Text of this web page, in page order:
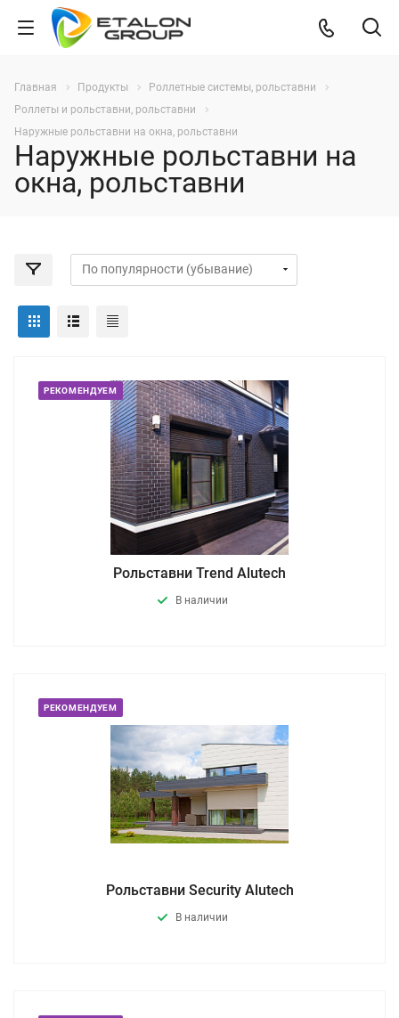
Главная Продукты
Роллетные системы, рольставни
Роллеты и рольставни, рольставни
Наружные рольставни на окна, рольставни
Наружные рольставни на
окна, рольставни
РЕКОМЕНДУЕМ
Рольставни Trend Alutech
В наличии
РЕКОМЕНДУЕМ
Рольставни Security Alutech
В наличии